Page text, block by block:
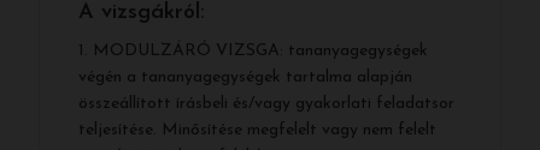
A vizsgákról:
1. MODULZÁRÓ VIZSGA: tananyagegységek
végén a tananyagegységek tartalma alapján
összeállított írásbeli és/vagy gyakorlati feladatsor
teljesítése. Minősítése megfelelt vagy nem felelt